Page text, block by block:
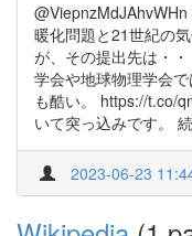
暖化問題と21世紀の
が、その提出先は・
学会や地球物理学会
も酷い。 https://t.co/
いて突っ込みです。 続
2023-06-23